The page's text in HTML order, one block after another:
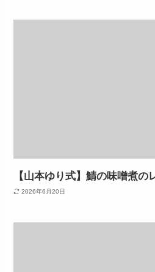
【山本ゆり式】鯖の味噌煮の
2026年6月20日